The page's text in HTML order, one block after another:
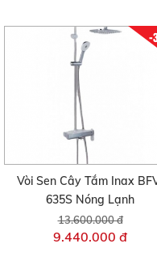
-
Vòi Sen Cây Tắm Inax
635S Nóng Lạnh
13.600.000 đ
9.440.000 đ